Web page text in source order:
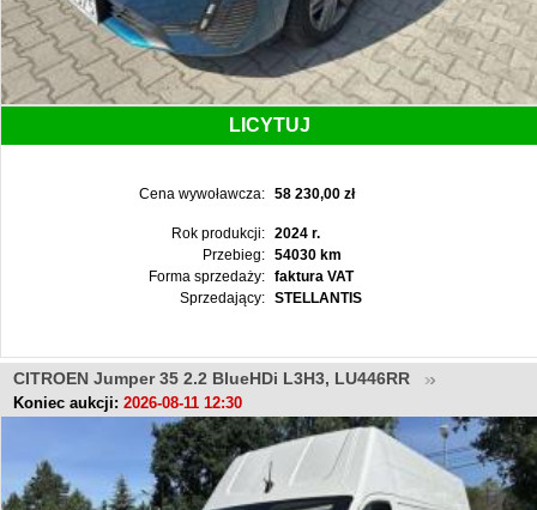
LICYTUJ
Cena wywoławcza: 58 230,00 zł
Rok produkcji:
2024 r.
Przebieg:
54030 km
Forma sprzedaży:
faktura VAT
Sprzedający:
STELLANTIS
CITROEN Jumper 35 2.2 BlueHDi L3H3, LU446RR
Koniec aukcji: 2026-08-11 12:30